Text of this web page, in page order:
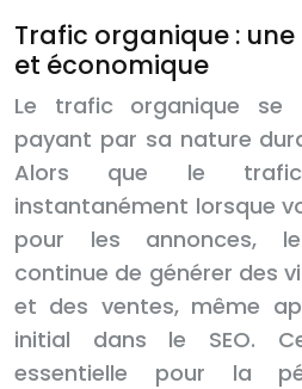
Trafic organique :
et économique
Le trafic organique se
payant par sa nature
Alors que le
instantanément lorsque
pour les annonces,
continue de générer des
et des ventes, même
initial dans le SEO.
essentielle pour la